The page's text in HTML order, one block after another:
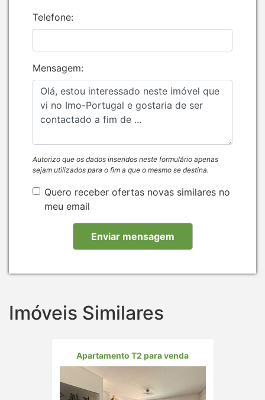
Telefone:
Mensagem:
Autorizo que os dados inseridos neste formulário apenas
sejam utilizados para o fim a que o mesmo se destina.
Quero receber ofertas novas similares no
meu email
Imóveis Similares
Apartamento T2 para venda